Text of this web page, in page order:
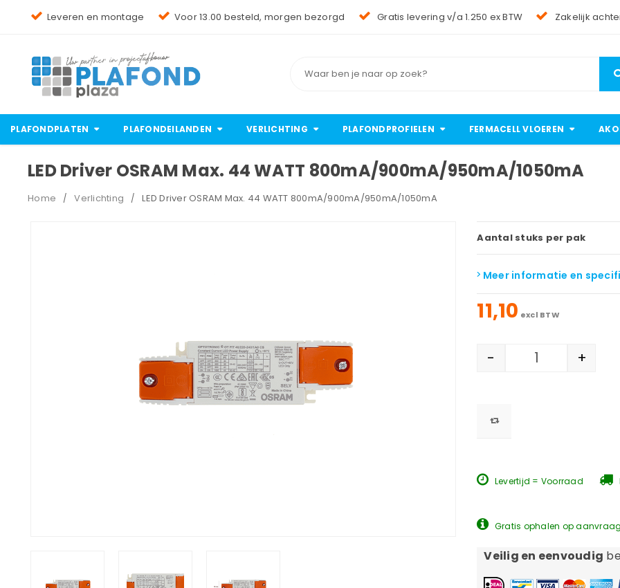
Leveren en montage Voor 13.00 besteld, morgen bezorgd Gratis levering v/a 1.250 ex BTW Zakelijk
PLAFONDPLATEN PLAFONDEILANDEN VERLICHTING PLAFONDPROFIELEN FERMACELL VLOEREN
LED Driver OSRAM Max. 44 WATT 800mA/900mA/950mA/1050mA
Home / Verlichting / LED Driver OSRAM Max. 44 WATT 800mA/900mA/950mA/1050mA
Aantal stuks per pak
Meer informatie en
11,10 excl BTW
- +
Levertijd = Voorraad
Gratis ophalen op aanvraag
Veilig en eenvoudig